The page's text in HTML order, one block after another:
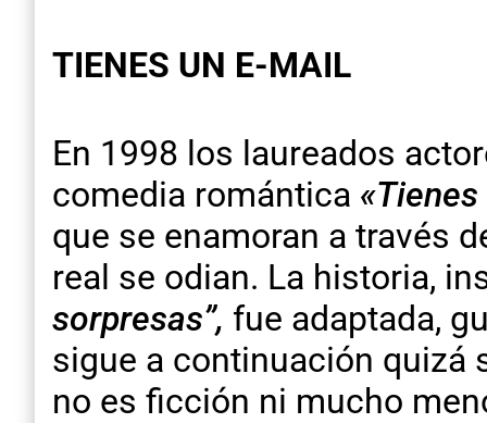
TIENES UN E-MAIL
En 1998 los laureados
comedia romántica
que se enamoran a través
real se odian. La historia,
sorpresas”, fue adaptada,
sigue a continuación quizá
no es ficción ni mucho